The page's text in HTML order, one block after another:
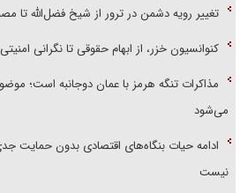
تغییر رویه دشمن در ترور از شیخ فضل‌الله تا
کنوانسیون خزر، از ابهام حقوقی تا نگرانی امنیتی
مذاکرات تنگه هرمز با عمان دوجانبه است؛
می‌شود
ادامه حیات بنگاه‌های اقتصادی بدون حمایت
نیست